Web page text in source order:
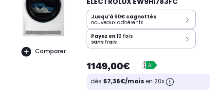
Comparer
Jusqu'à 90€ cagnottés
nouveaux adhérents
Payez en10 fois
sans frais
1149,00€
dès 67,36€/moisen 20x